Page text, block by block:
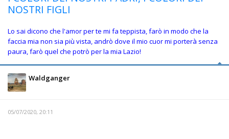
NOSTRI FIGLI
Lo sai dicono che l'amor per te mi fa teppista, farò in modo che la
faccia mia non sia più vista, andrò dove il mio cuor mi porterà senza
paura, farò quel che potrò per la mia Lazio!
Waldganger
05/07/2020, 20:11